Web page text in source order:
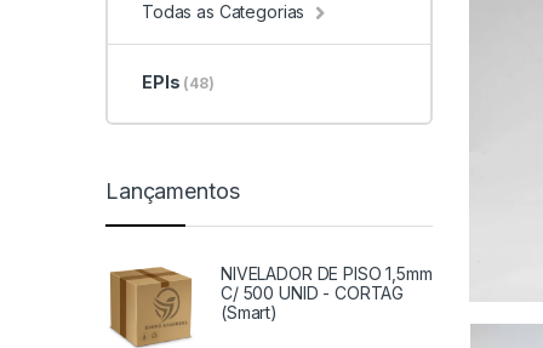
Todas as Categorias
EPIs (48)
Lançamentos
NIVELADOR DE PISO 1,5mm
C/ 500 UNID - CORTAG
(Smart)